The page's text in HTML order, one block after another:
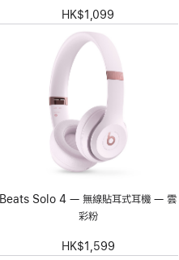
HK$1,099
Beats Solo 4 — 無線貼耳式耳機 — 雲
彩粉
HK$1,599